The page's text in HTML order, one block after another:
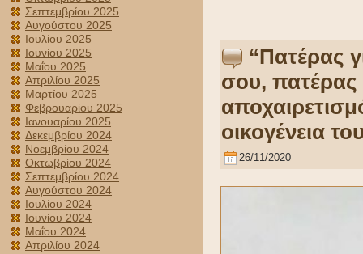
Σεπτεμβρίου 2025
Αυγούστου 2025
Ιουλίου 2025
Ιουνίου 2025
Μαΐου 2025
Απριλίου 2025
Μαρτίου 2025
Φεβρουαρίου 2025
Ιανουαρίου 2025
Δεκεμβρίου 2024
Νοεμβρίου 2024
Οκτωβρίου 2024
Σεπτεμβρίου 2024
Αυγούστου 2024
Ιουλίου 2024
Ιουνίου 2024
Μαΐου 2024
Απριλίου 2024
“Πατέρας
σου, πατέρας
οικογένεια
26/11/2020